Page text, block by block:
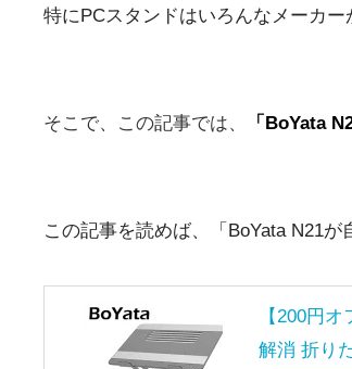
特にPCスタンドはいろんなメーカー
そこで、この記事では、 「BoYata
この記事を読めば、「BoYata N21が
【200円
解消 折り